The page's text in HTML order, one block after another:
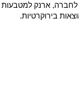
לחברה, ארנק למטבעות
בירוקרטיות.